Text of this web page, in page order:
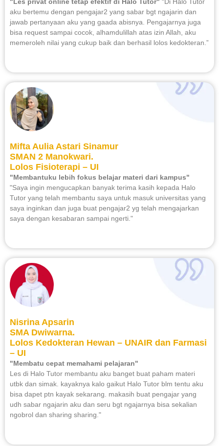
"Les privat online tetap efektif di Halo Tutor" “Di Halo Tutor
aku bertemu dengan pengajar2 yang sabar bgt ngajarin dan
jawab pertanyaan aku yang gaada abisnya. Pengajarnya juga
bisa request sampai cocok, alhamdulillah atas izin Allah, aku
memeroleh nilai yang cukup baik dan berhasil lolos kedokteran.”
Mifta Aulia Astari Sinamur
SMAN 2 Manokwari.
Lolos Fisioterapi – UI
"Membantuku lebih fokus belajar materi dari kampus"
"Saya ingin mengucapkan banyak terima kasih kepada Halo
Tutor yang telah membantu saya untuk masuk universitas yang
saya inginkan dan juga buat pengajar2 yg telah mengajarkan
saya dengan kesabaran sampai ngerti."
Nisrina Apsarin
SMA Dwiwarna.
Lolos Kedokteran Hewan – UNAIR dan Farmasi
– UI
"Membatu cepat memahami pelajaran"
Les di Halo Tutor membantu aku banget buat paham materi
utbk dan simak. kayaknya kalo gaikut Halo Tutor blm tentu aku
bisa dapet ptn kayak sekarang. makasih buat pengajar yang
udh sabar ngajarin aku dan seru bgt ngajarnya bisa sekalian
ngobrol dan sharing sharing."